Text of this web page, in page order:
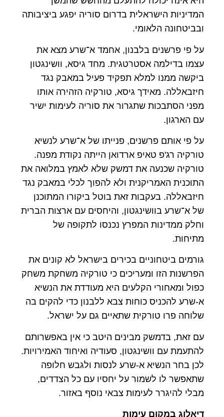
המדיניות הישראלית בדרום סוריה יפגע ביציבותה
ובביטחונה הלאומי.
על פי פרשנים בלבנון, אחמד א־שרע מצא את
עצמו בדילמה אסטרטגית. מחד גיסא, וושינגטון
ביקשה ממנו למלא תפקיד פעיל במאבק נגד
חיזבאללה. מאידך גיסא, טורקיה הזהירה אותו
מפני הסתבכות שתגרור את סוריה לעימות ישיר
עם הארגון.
על פי אותם פרשנים, פנייתו של א־שרע לנשיא
טורקיה רג'פ טאיפ ארדואן הייתה נקודת מפנה.
טורקיה שכנעה את דמשק שלא לאמץ במלואה את
התוכנית האמריקנית ולא להפוך לכלי במאבק נגד
חיזבאללה. בעקבות זאת בוטל ביקורו המתוכנן
של א־שרע בוושינגטון, והיחסים עם ארצות הברית
וחלק ממדינות המפרץ נכנסו לתקופה של
מתיחות.
גורמים ביטחוניים בכירים בישראל לא קונים את
הפרשנות הזו ומעריכים כי טורקיה משחקת משחק
כפול ומאחורי הקלעים היא מעודדת את הנשיא
א-שרע להכניס כוחות צבא ללבנון כדי להקים בה
שלוחה פרו טורקית שתאיים גם על ישראל.
עם זאת, בדמשק מבינים היטב כי אין באפשרותם
להתעמת עם וושינגטון, סעודיה ואיחוד האמירויות.
לכן בחר הנשיא א-שרע לנסות ולגבש חלופה
שתאפשר לו לשמור על יחסיו עם כל הצדדים,
מבלי להיגרר לעימות צבאי נוסף באזור.
דיאלוג במקום עימות